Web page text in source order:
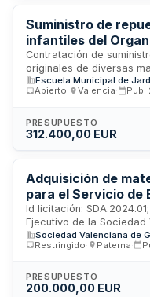
agencia, siendo
derivados de la
Suministro de
infantiles del
de Parques,
del Ayuntamiento
Contratación de
originales de diversas
reparación de juegos
Organismo Autónomo
contrato se rige por la
sus normas de
Escuela Municipal de
Abierto
Valencia Pub.
PRESUPUESTO
312.400,00 EUR
Adquisición de
para el Servicio de
Forestales de la
Id licitación:
Ejecutivo de la Sociedad
Servicios de
Restringido
Paterna
PRESUPUESTO
200.000,00 EUR